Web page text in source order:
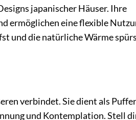
japanischer Häuser. Ihre
ermöglichen eine flexible
und die natürliche Wärme
verbindet. Sie dient als
und Kontemplation. Stell